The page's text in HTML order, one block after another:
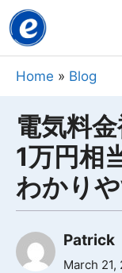
Skip
to
content
Home » Blog
電気料
1万円相
わかり
Patrick
March 21,